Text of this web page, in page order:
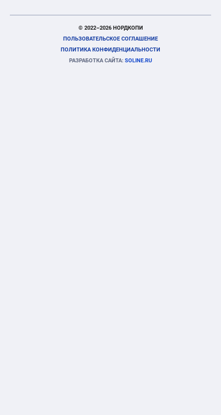
© 2022–2026 НОРДКОПИ
ПОЛЬЗОВАТЕЛЬСКОЕ СОГЛАШЕНИЕ
ПОЛИТИКА КОНФИДЕНЦИАЛЬНОСТИ
РАЗРАБОТКА САЙТА: SOLINE.RU